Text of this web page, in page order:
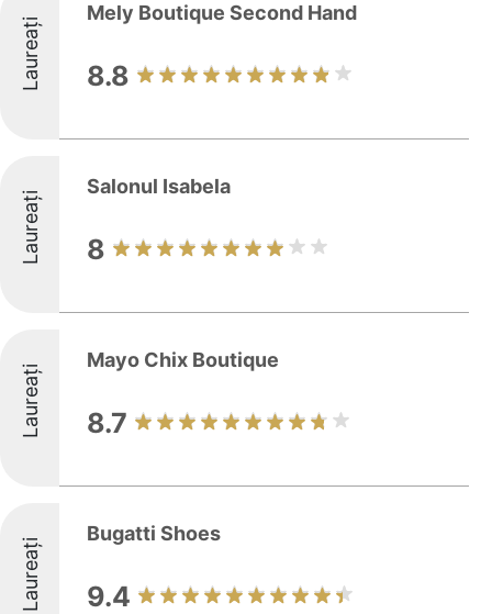
Laureați
Mely Boutique Second Hand
8.8
Laureați
Salonul Isabela
8
Laureați
Mayo Chix Boutique
8.7
Laureați
Bugatti Shoes
9.4